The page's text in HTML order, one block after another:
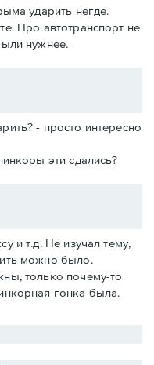
ударить негде.
Про автотранспорт не
нужнее.
- просто интересно
эти сдались?
и т.д. Не изучал тему,
можно было.
только почему-то
гонка была.